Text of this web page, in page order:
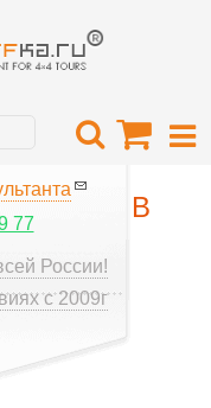
77
России!
с 2009г
В